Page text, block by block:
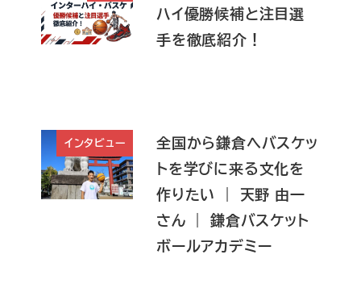
ハイ優勝候補と注目選
手を徹底紹介！
インタビュー
全国から鎌倉へバスケッ
トを学びに来る文化を
作りたい ｜ 天野 由一
さん ｜ 鎌倉バスケット
ボールアカデミー